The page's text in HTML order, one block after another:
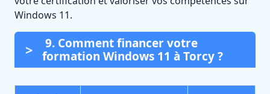
Windows 11.
9. Comment financer votre
formation Windows 11 à Torcy ?